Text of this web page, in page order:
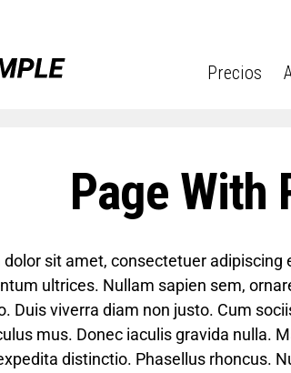
Precios
Page With
sit amet, consectetuer
ultrices. Nullam sapien sem,
Duis viverra diam non justo. Cum
mus. Donec iaculis gravida nulla.
distinctio. Phasellus rhoncus.